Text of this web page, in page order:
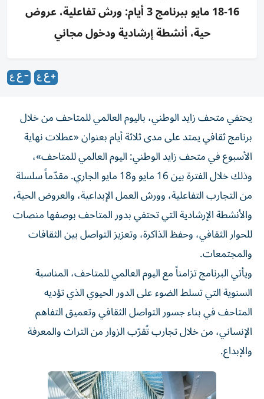
16-18 مايو ببرنامج 3 أيام: ورش تفاعلية، عروض
حية، أنشطة إرشادية ودخول مجاني
يحتفي متحف زايد الوطني، باليوم العالمي للمتاحف من خلال
برنامج ثقافي يمتد على مدى ثلاثة أيام بعنوان «عطلات نهاية
الأسبوع في متحف زايد الوطني: اليوم العالمي للمتاحف»،
وذلك خلال الفترة بين 16 مايو و18 مايو الجاري. مقدّماً سلسلة
من التجارب التفاعلية، وورش العمل الإبداعية، والعروض الحية،
والأنشطة الإرشادية التي تحتفي بدور المتاحف بوصفها منصات
للحوار الثقافي، وحفظ الذاكرة، وتعزيز التواصل بين الثقافات
والمجتمعات.
ويأتي البرنامج تزامناً مع اليوم العالمي للمتاحف، المناسبة
السنوية التي تسلط الضوء على الدور الحيوي الذي تؤديه
المتاحف في بناء جسور التواصل الثقافي وتعميق التفاهم
الإنساني، من خلال تجارب تُقرّب الزوار من التراث والمعرفة
والإبداع.